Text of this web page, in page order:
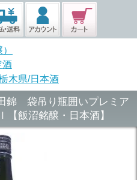
酒
木県/日本酒
錦 袋吊り瓶囲いプレミア
飯沼銘醸・日本酒】